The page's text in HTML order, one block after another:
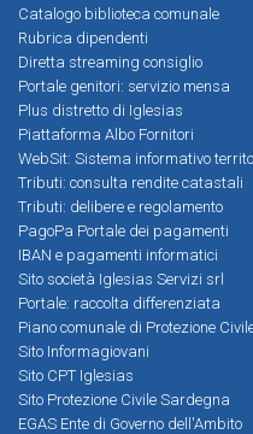
Catalogo biblioteca comunale
Rubrica dipendenti
Diretta streaming consiglio
Portale genitori: servizio mensa
Plus distretto di Iglesias
Piattaforma Albo Fornitori
WebSit: Sistema informativo
Tributi: consulta rendite catastali
Tributi: delibere e regolamento
PagoPa Portale dei pagamenti
IBAN e pagamenti informatici
Sito società Iglesias Servizi srl
Portale: raccolta differenziata
Piano comunale di Protezione
Sito Informagiovani
Sito CPT Iglesias
Sito Protezione Civile Sardegna
EGAS Ente di Governo dell'Ambito